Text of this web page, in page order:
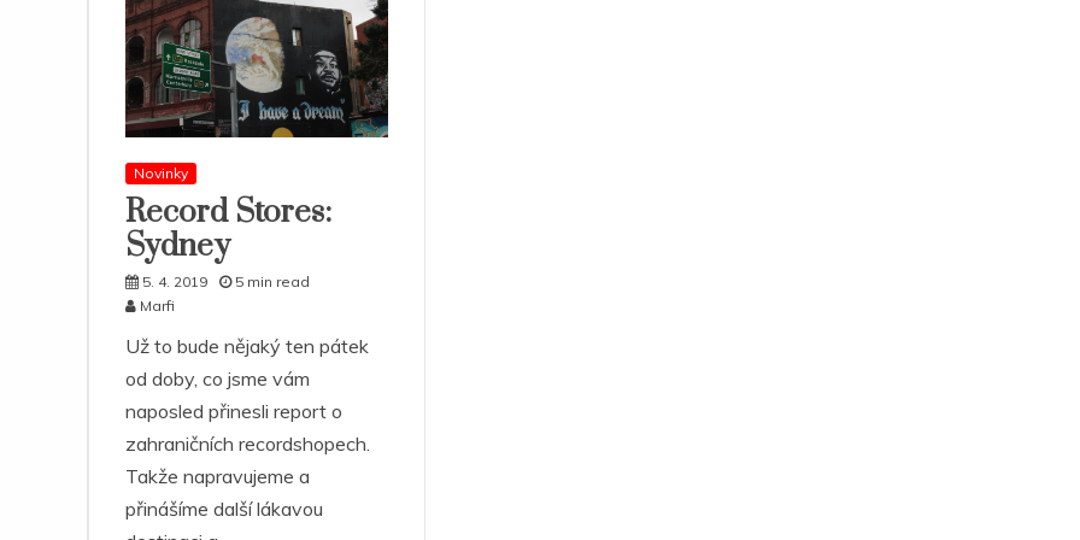
Novinky
Record Stores:
Sydney
5. 4. 2019
5 min read
Marfi
Už to bude nějaký ten pátek
od doby, co jsme vám
naposled přinesli report o
zahraničních recordshopech.
Takže napravujeme a
přinášíme další lákavou